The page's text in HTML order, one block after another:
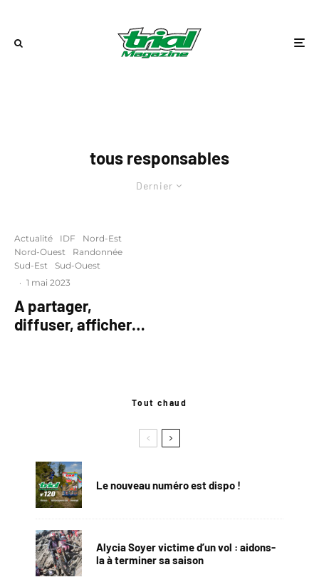
tous responsables
Dernier
Actualité IDF
Nord-Est
Nord-Ouest
Randonnée
Sud-Est
Sud-Ouest
· 1 mai 2023
A partager,
diffuser, afficher…
Tout chaud
Le nouveau numéro est dispo !
Alycia Soyer victime d’un vol : aidons-
la à terminer sa saison